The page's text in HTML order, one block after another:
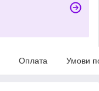
Оплата Умови